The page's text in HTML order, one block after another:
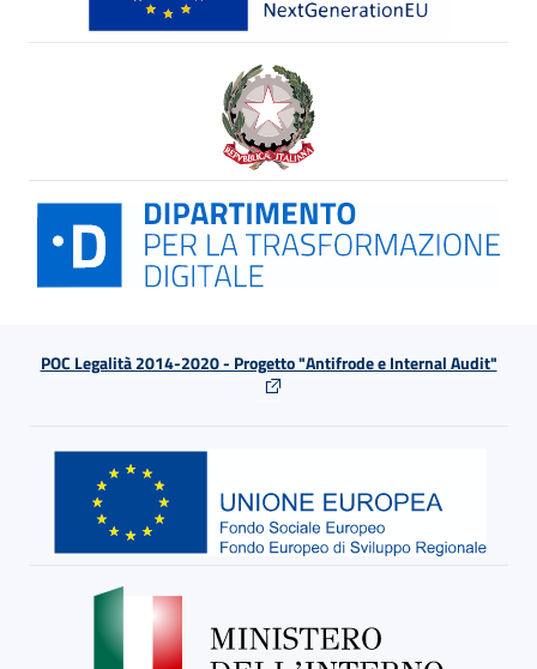
POC Legalità 2014-2020 - Progetto "Antifrode e Internal Audit"